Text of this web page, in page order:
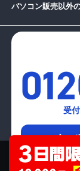
パソコン販売以外
受
メー
お問
当サイトでは利